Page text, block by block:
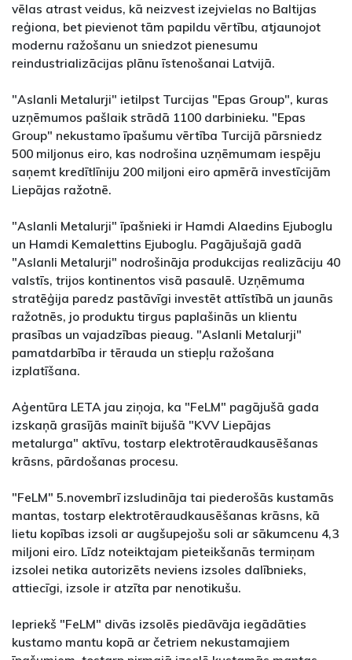
vēlas atrast veidus, kā neizvest izejvielas no Baltijas
reģiona, bet pievienot tām papildu vērtību, atjaunojot
modernu ražošanu un sniedzot pienesumu
reindustrializācijas plānu īstenošanai Latvijā.
"Aslanli Metalurji" ietilpst Turcijas "Epas Group", kuras
uzņēmumos pašlaik strādā 1100 darbinieku. "Epas
Group" nekustamo īpašumu vērtība Turcijā pārsniedz
500 miljonus eiro, kas nodrošina uzņēmumam iespēju
saņemt kredītlīniju 200 miljoni eiro apmērā investīcijām
Liepājas ražotnē.
"Aslanli Metalurji" īpašnieki ir Hamdi Alaedins Ejuboglu
un Hamdi Kemalettins Ejuboglu. Pagājušajā gadā
"Aslanli Metalurji" nodrošināja produkcijas realizāciju 40
valstīs, trijos kontinentos visā pasaulē. Uzņēmuma
stratēģija paredz pastāvīgi investēt attīstībā un jaunās
ražotnēs, jo produktu tirgus paplašinās un klientu
prasības un vajadzības pieaug. "Aslanli Metalurji"
pamatdarbība ir tērauda un stiepļu ražošana
izplatīšana.
Aģentūra LETA jau ziņoja, ka "FeLM" pagājušā gada
izskaņā grasījās mainīt bijušā "KVV Liepājas
metalurga" aktīvu, tostarp elektrotēraudkausēšanas
krāsns, pārdošanas procesu.
"FeLM" 5.novembrī izsludināja tai piederošās kustamās
mantas, tostarp elektrotēraudkausēšanas krāsns, kā
lietu kopības izsoli ar augšupejošu soli ar sākumcenu 4,3
miljoni eiro. Līdz noteiktajam pieteikšanās termiņam
izsolei netika autorizēts neviens izsoles dalībnieks,
attiecīgi, izsole ir atzīta par nenotikušu.
Iepriekš "FeLM" divās izsolēs piedāvāja iegādāties
kustamo mantu kopā ar četriem nekustamajiem